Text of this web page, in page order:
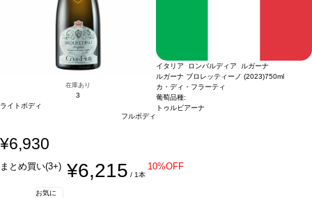
在庫あり
3
ライトボディ
フルボディ
イタリア ロンバルディア ルガーナ
ルガーナ ブロレッティーノ (2023)750ml
カ・ディ・フラーティ
葡萄品種:
トゥルビアーナ
¥6,930
まとめ買い(3+) ¥6,215 / 1本
10%OFF
お気に